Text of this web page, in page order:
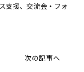
支援、交流会・フォ
次の記事へ